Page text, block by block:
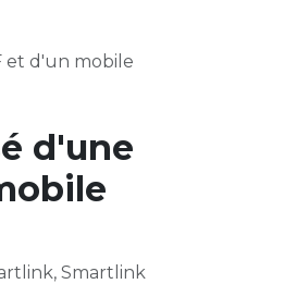
et d'un mobile
d'une
Smartlink